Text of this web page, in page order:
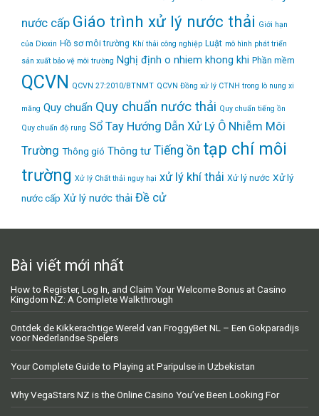
nước cấp Giáo trình xử lý nước thải Giới hạn
của Dioxin Hồ sơ môi trường Khí thải công nghiệp Luật mô hình phát triển
sản xuất bảo vệ môi trường Nghị định o nhiem khong khi Phần mềm
QCVN QCVN 27:2010/BTNMT QCVN Đồng xử lý CTNH trong lò nung xi
măng Quy chuẩn Quy chuẩn nước thải Quy chuẩn tiếng ồn
Quy chuẩn độ rung Sổ Tay Hướng Dẫn Xử Lý Ô Nhiễm Môi
Trường Thông gió Thông tư Tiếng ồn tạp chí môi
trường Xử lý Chất thải nguy hại xử lý khí thải Xử lý nước Xử lý
nước cấp Xử lý nước thải Đề cử
Bài viết mới nhất
How to Register, Log In, and Claim Your Welcome Bonus at Casino
Kingdom NZ: A Complete Walkthrough
Ontdek de Kikkerachtige Wereld van FroggyBet NL – Een Gokparadijs
voor Nederlandse Spelers
Your Complete Guide to Playing at Paripulse in Uzbekistan
Why VegaStars NZ is the Online Casino You’ve Been Looking For